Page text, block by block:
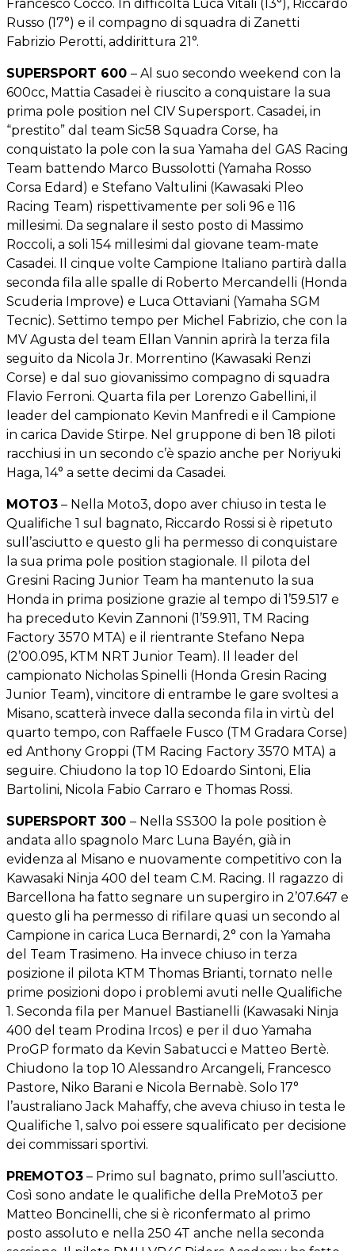
Francesco Cocco. In difficoltà Luca Vitali (13°), Riccardo
Russo (17°) e il compagno di squadra di Zanetti
Fabrizio Perotti, addirittura 21°.
SUPERSPORT 600 – Al suo secondo weekend con la
600cc, Mattia Casadei è riuscito a conquistare la sua
prima pole position nel CIV Supersport. Casadei, in
“prestito” dal team Sic58 Squadra Corse, ha
conquistato la pole con la sua Yamaha del GAS Racing
Team battendo Marco Bussolotti (Yamaha Rosso
Corsa Edard) e Stefano Valtulini (Kawasaki Pleo
Racing Team) rispettivamente per soli 96 e 116
millesimi. Da segnalare il sesto posto di Massimo
Roccoli, a soli 154 millesimi dal giovane team-mate
Casadei. Il cinque volte Campione Italiano partirà dalla
seconda fila alle spalle di Roberto Mercandelli (Honda
Scuderia Improve) e Luca Ottaviani (Yamaha SGM
Tecnic). Settimo tempo per Michel Fabrizio, che con la
MV Agusta del team Ellan Vannin aprirà la terza fila
seguito da Nicola Jr. Morrentino (Kawasaki Renzi
Corse) e dal suo giovanissimo compagno di squadra
Flavio Ferroni. Quarta fila per Lorenzo Gabellini, il
leader del campionato Kevin Manfredi e il Campione
in carica Davide Stirpe. Nel gruppone di ben 18 piloti
racchiusi in un secondo c’è spazio anche per Noriyuki
Haga, 14° a sette decimi da Casadei.
MOTO3 – Nella Moto3, dopo aver chiuso in testa le
Qualifiche 1 sul bagnato, Riccardo Rossi si è ripetuto
sull’asciutto e questo gli ha permesso di conquistare
la sua prima pole position stagionale. Il pilota del
Gresini Racing Junior Team ha mantenuto la sua
Honda in prima posizione grazie al tempo di 1’59.517 e
ha preceduto Kevin Zannoni (1’59.911, TM Racing
Factory 3570 MTA) e il rientrante Stefano Nepa
(2’00.095, KTM NRT Junior Team). Il leader del
campionato Nicholas Spinelli (Honda Gresin Racing
Junior Team), vincitore di entrambe le gare svoltesi a
Misano, scatterà invece dalla seconda fila in virtù del
quarto tempo, con Raffaele Fusco (TM Gradara Corse)
ed Anthony Groppi (TM Racing Factory 3570 MTA) a
seguire. Chiudono la top 10 Edoardo Sintoni, Elia
Bartolini, Nicola Fabio Carraro e Thomas Rossi.
SUPERSPORT 300 – Nella SS300 la pole position è
andata allo spagnolo Marc Luna Bayén, già in
evidenza al Misano e nuovamente competitivo con la
Kawasaki Ninja 400 del team C.M. Racing. Il ragazzo di
Barcellona ha fatto segnare un supergiro in 2’07.647 e
questo gli ha permesso di rifilare quasi un secondo al
Campione in carica Luca Bernardi, 2° con la Yamaha
del Team Trasimeno. Ha invece chiuso in terza
posizione il pilota KTM Thomas Brianti, tornato nelle
prime posizioni dopo i problemi avuti nelle Qualifiche
1. Seconda fila per Manuel Bastianelli (Kawasaki Ninja
400 del team Prodina Ircos) e per il duo Yamaha
ProGP formato da Kevin Sabatucci e Matteo Bertè.
Chiudono la top 10 Alessandro Arcangeli, Francesco
Pastore, Niko Barani e Nicola Bernabè. Solo 17°
l’australiano Jack Mahaffy, che aveva chiuso in testa le
Qualifiche 1, salvo poi essere squalificato per decisione
dei commissari sportivi.
PREMOTO3 – Primo sul bagnato, primo sull’asciutto.
Così sono andate le qualifiche della PreMoto3 per
Matteo Boncinelli, che si è riconfermato al primo
posto assoluto e nella 250 4T anche nella seconda